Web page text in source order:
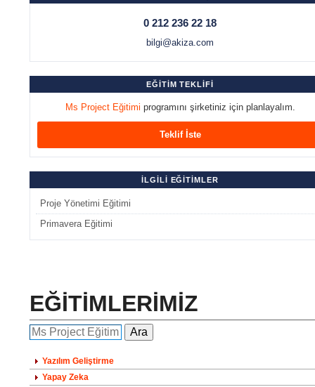
0 212 236 22 18
bilgi@akiza.com
EĞİTİM TEKLİFİ
Ms Project Eğitimi programını şirketiniz için planlayalım.
Teklif İste
İLGİLİ EĞİTİMLER
Proje Yönetimi Eğitimi
Primavera Eğitimi
EĞİTİMLERİMİZ
Yazılım Geliştirme
Yapay Zeka